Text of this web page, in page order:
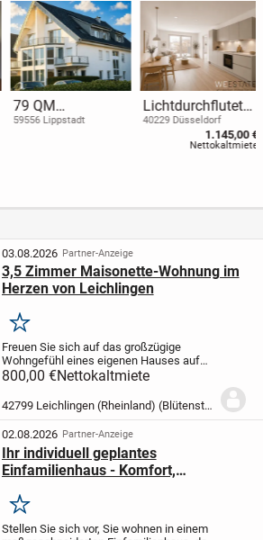
79 QM
Maisonettewohnu
Kernsanierung !
59556 Lippstadt
Lichtdurchflutete
2-Zimmer-
Wohnung mit
optional
40229 Düsseldorf
1.145,00 €
Nettokaltmiete
03.08.2026 Partner-Anzeige
3,5 Zimmer Maisonette-Wohnung im
Herzen von Leichlingen
Merken
Freuen Sie sich auf das großzügige
Wohngefühl eines eigenen Hauses auf
zwei Etagen ! Diese charmante
zwei Etagen und bietet eine perfekte
Trennung von Leben und...
800,00 €Nettokaltmiete
42799 Leichlingen (Rheinland) (Blütenstadt)
02.08.2026 Partner-Anzeige
Ihr individuell geplantes
Einfamilienhaus - Komfort,
Merken
Stellen Sie sich vor, Sie wohnen in einem